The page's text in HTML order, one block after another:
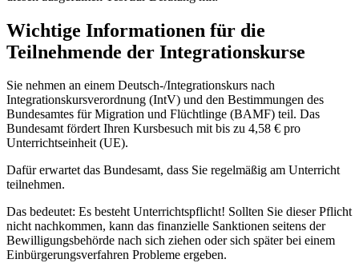
Wichtige Informationen für die
Teilnehmende der Integrationskurse
Sie nehmen an einem Deutsch-/Integrationskurs nach
Integrationskursverordnung (IntV) und den Bestimmungen des
Bundesamtes für Migration und Flüchtlinge (BAMF) teil. Das
Bundesamt fördert Ihren Kursbesuch mit bis zu 4,58 € pro
Unterrichtseinheit (UE).
Dafür erwartet das Bundesamt, dass Sie regelmäßig am Unterricht
teilnehmen.
Das bedeutet: Es besteht Unterrichtspflicht! Sollten Sie dieser Pflicht
nicht nachkommen, kann das finanzielle Sanktionen seitens der
Bewilligungsbehörde nach sich ziehen oder sich später bei einem
Einbürgerungsverfahren Probleme ergeben.